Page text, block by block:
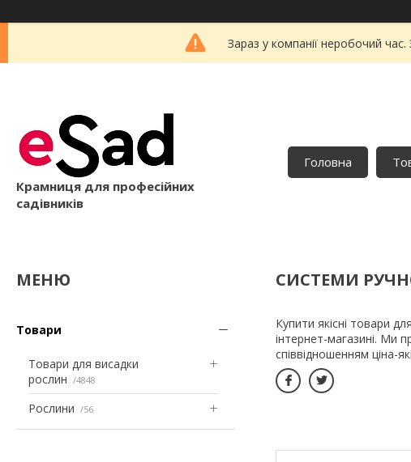
Зараз у компанії неробочий
Крамниця для професійних
садівників
Головна
Товари
Товари для висадки
рослин
4848
Рослини 56
СИСТЕМИ
Купити якісні товари
інтернет-магазині. Ми
співвідношенням ціна-